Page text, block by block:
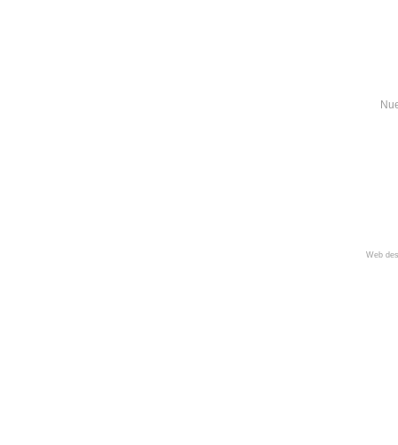
Web